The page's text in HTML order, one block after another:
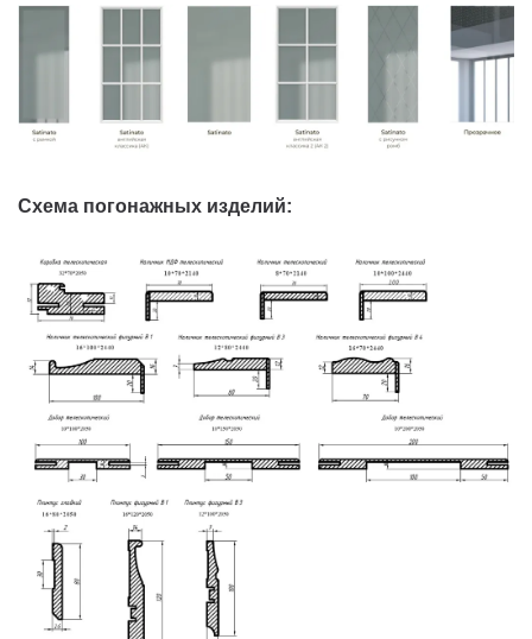
Схема погонажных изделий: